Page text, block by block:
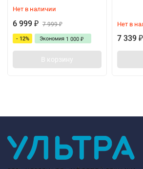
Нет в наличии
6 999 ₽ 7 999₽
- 12% Экономия 1 000 ₽
В корзину
Нет в
7 339 ₽